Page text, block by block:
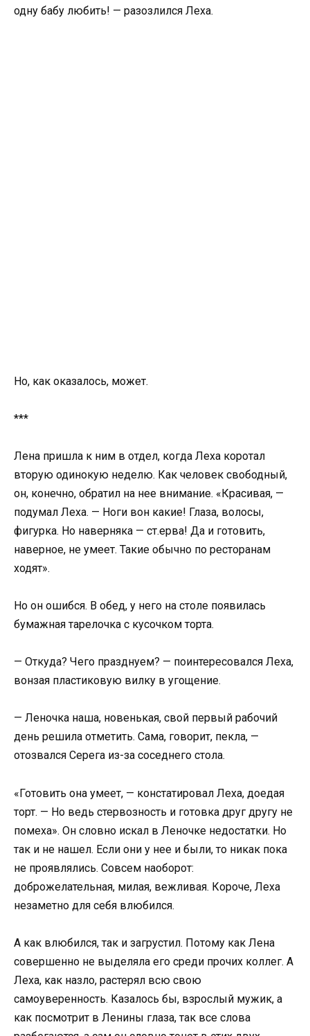
одну бабу любить! — разозлился Леха.
Но, как оказалось, может.
***
Лена пришла к ним в отдел, когда Леха коротал
вторую одинокую неделю. Как человек свободный,
он, конечно, обратил на нее внимание. «Красивая, —
подумал Леха. — Ноги вон какие! Глаза, волосы,
фигурка. Но наверняка — ст.ерва! Да и готовить,
наверное, не умеет. Такие обычно по ресторанам
ходят».
Но он ошибся. В обед, у него на столе появилась
бумажная тарелочка с кусочком торта.
— Откуда? Чего празднуем? — поинтересовался Леха,
вонзая пластиковую вилку в угощение.
— Леночка наша, новенькая, свой первый рабочий
день решила отметить. Сама, говорит, пекла, —
отозвался Серега из-за соседнего стола.
«Готовить она умеет, — констатировал Леха, доедая
торт. — Но ведь стервозность и готовка друг другу не
помеха». Он словно искал в Леночке недостатки. Но
так и не нашел. Если они у нее и были, то никак пока
не проявлялись. Совсем наоборот:
доброжелательная, милая, вежливая. Короче, Леха
незаметно для себя влюбился.
А как влюбился, так и загрустил. Потому как Лена
совершенно не выделяла его среди прочих коллег. А
Леха, как назло, растерял всю свою
самоуверенность. Казалось бы, взрослый мужик, а
как посмотрит в Ленины глаза, так все слова